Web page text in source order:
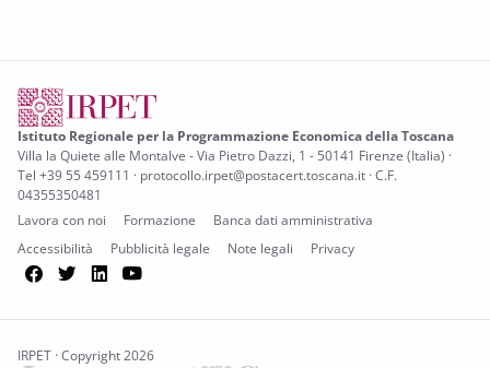
Istituto Regionale per la Programmazione Economica della Toscana
Villa la Quiete alle Montalve - Via Pietro Dazzi, 1 - 50141 Firenze (Italia) ·
Tel +39 55 459111 · protocollo.irpet@postacert.toscana.it · C.F.
04355350481
Lavora con noi
Formazione
Banca dati amministrativa
Accessibilità
Pubblicità legale Note legali Privacy
Facebook
TwitterLinkedIn
IRPET · Copyright 2026